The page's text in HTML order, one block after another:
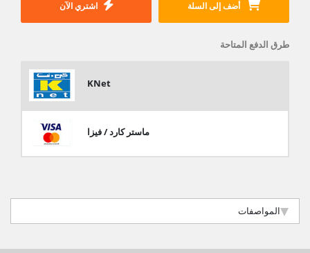
أضف إلى السلة اشتري الآن
طرق الدفع المتاحة
KNet
ماستر كارد / فيزا
المواصفات